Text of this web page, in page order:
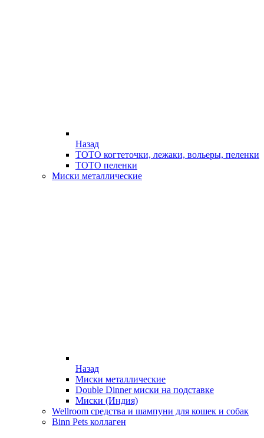
Назад
ТОТО когтеточки, лежаки, вольеры, пеленки
ТОТО пеленки
Миски металлические
Назад
Миски металлические
Double Dinner миски на подставке
Миски (Индия)
Wellroom средства и шампуни для кошек и собак
Binn Pets коллаген